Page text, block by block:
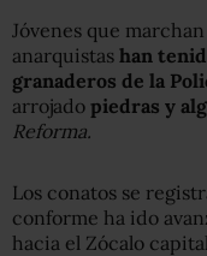
Jóvenes que
anarquistas han
granaderos de la
arrojado piedras y
Reforma.
Los conatos se
conforme ha ido
hacia el Zócalo